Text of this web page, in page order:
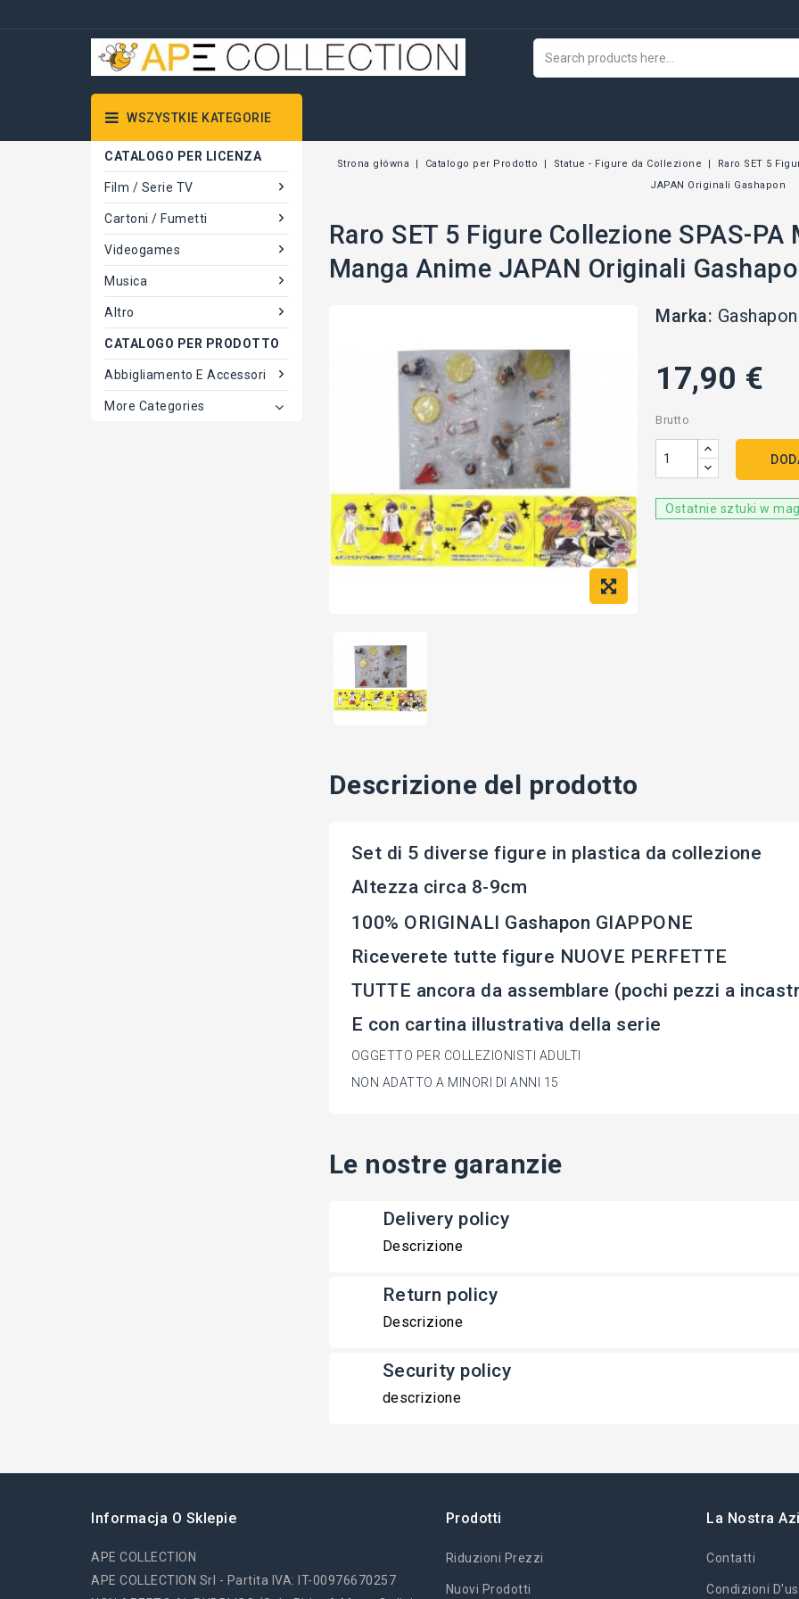
WSZYSTKIE KATEGORIE
CATALOGO PER LICENZA
Film / Serie TV
Cartoni / Fumetti
Videogames
Musica
Altro
CATALOGO PER PRODOTTO
Abbigliamento E Accessori
More Categories
Strona główna Catalogo per Prodotto Statue - Figure da Collezione
Raro SET 5
JAPAN Originali Gashapon
Raro SET 5 Figure Collezione SPAS-PA
Manga Anime JAPAN Originali
Marka:
17,90 €
Brutto
Ostatnie sztuki w
Descrizione del prodotto
Set di 5 diverse figure in plastica da collezione
Altezza circa 8-9cm
100% ORIGINALI Gashapon GIAPPONE
Riceverete tutte figure NUOVE PERFETTE
TUTTE ancora da assemblare (pochi pezzi a
E con cartina illustrativa della serie
OGGETTO PER COLLEZIONISTI ADULTI
NON ADATTO A MINORI DI ANNI 15
Le nostre garanzie
Delivery policy
Descrizione
Return policy
Descrizione
Security policy
descrizione
Informacja O Sklepie
APE COLLECTION
APE COLLECTION Srl - Partita IVA: IT-00976670257
Prodotti
Riduzioni Prezzi
Nuovi Prodotti
La Nostra
Contatti
Condizioni